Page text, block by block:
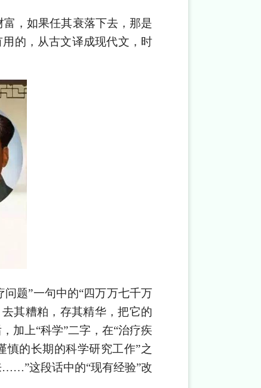
，如果任其衰落下去，那是
的，从古文译成现代文，时
题”一句中的“四万万七千万
其糟粕，存其精华，把它的
加上“科学”二字，在“治疗疾
慎的长期的科学研究工作”之
……”这段话中的“现有经验”改